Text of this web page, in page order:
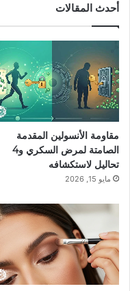
أحدث المقالات
مقاومة الأنسولين المقدمة
الصامتة لمرض السكري و4
تحاليل لاستكشافه
مايو 15, 2026